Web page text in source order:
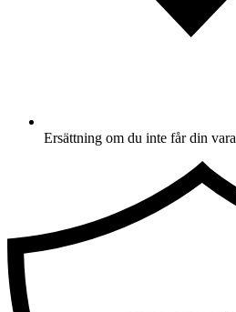
Ersättning om du inte får din vara